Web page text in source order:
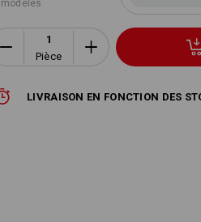
Pièce
LIVRAISON EN FONCTION DES